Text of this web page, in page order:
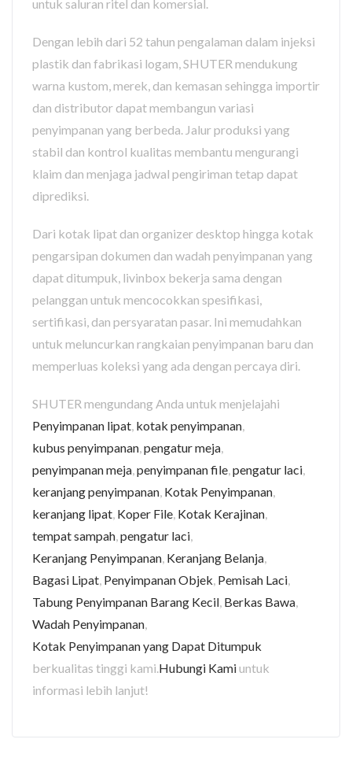
untuk saluran ritel dan komersial.
Dengan lebih dari 52 tahun pengalaman dalam injeksi
plastik dan fabrikasi logam, SHUTER mendukung
warna kustom, merek, dan kemasan sehingga importir
dan distributor dapat membangun variasi
penyimpanan yang berbeda. Jalur produksi yang
stabil dan kontrol kualitas membantu mengurangi
klaim dan menjaga jadwal pengiriman tetap dapat
diprediksi.
Dari kotak lipat dan organizer desktop hingga kotak
pengarsipan dokumen dan wadah penyimpanan yang
dapat ditumpuk, livinbox bekerja sama dengan
pelanggan untuk mencocokkan spesifikasi,
sertifikasi, dan persyaratan pasar. Ini memudahkan
untuk meluncurkan rangkaian penyimpanan baru dan
memperluas koleksi yang ada dengan percaya diri.
SHUTER mengundang Anda untuk menjelajahi
Penyimpanan lipat kotak penyimpanan
kubus penyimpanan pengatur meja
penyimpanan meja penyimpanan file pengatur laci
keranjang penyimpanan Kotak Penyimpanan
keranjang lipat Koper File Kotak Kerajinan
tempat sampah pengatur laci
Keranjang Penyimpanan Keranjang Belanja
Bagasi Lipat Penyimpanan Objek Pemisah Laci
Tabung Penyimpanan Barang Kecil Berkas Bawa
Wadah Penyimpanan
Kotak Penyimpanan yang Dapat Ditumpuk
berkualitas tinggi kami. Hubungi Kamiuntuk
informasi lebih lanjut!